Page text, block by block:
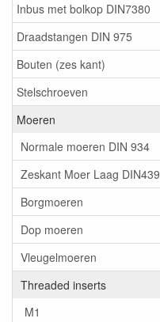
Inbus met bolkop DIN7380
Draadstangen DIN 975
Bouten (zes kant)
Stelschroeven
Moeren
Normale moeren DIN 934
Zeskant Moer Laag DIN439
Borgmoeren
Dop moeren
Vleugelmoeren
Threaded inserts
M1